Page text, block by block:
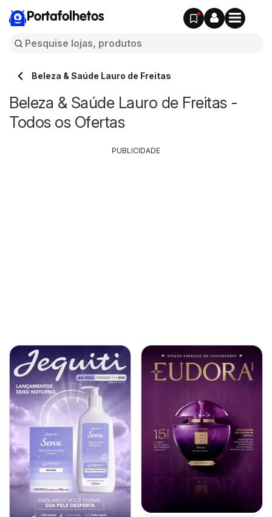
Portafolhetos
Beleza & Saúde Lauro de Freitas
Beleza & Saúde Lauro de Freitas -
Todos os Ofertas
PUBLICIDADE